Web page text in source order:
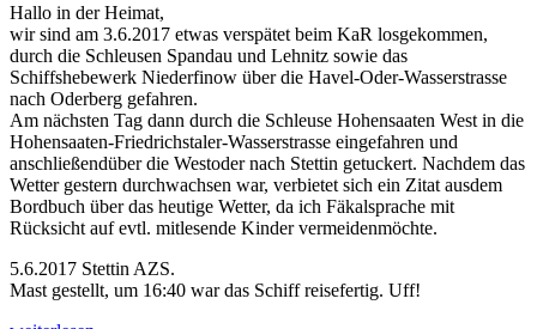
Hallo in der Heimat,
wir sind am 3.6.2017 etwas verspätet beim KaR losgekommen,
durch die Schleusen Spandau und Lehnitz sowie das
Schiffshebewerk Niederfinow über die Havel-Oder-Wasserstrasse
nach Oderberg gefahren.
Am nächsten Tag dann durch die Schleuse Hohensaaten West in die
Hohensaaten-Friedrichstaler-Wasserstrasse eingefahren und
anschließendüber die Westoder nach Stettin getuckert. Nachdem das
Wetter gestern durchwachsen war, verbietet sich ein Zitat ausdem
Bordbuch über das heutige Wetter, da ich Fäkalsprache mit
Rücksicht auf evtl. mitlesende Kinder vermeidenmöchte.
5.6.2017 Stettin AZS.
Mast gestellt, um 16:40 war das Schiff reisefertig. Uff!